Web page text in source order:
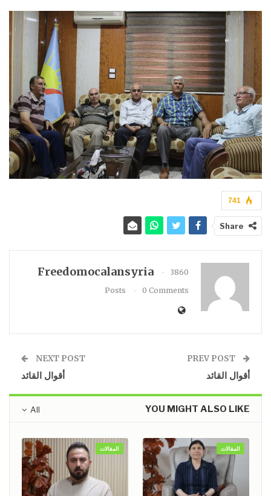
741
Share
Freedomocalansyria
3860
Posts
0 Comments
أقوال القائد
NEXT POST
أقوال القائد
All YOU MIGHT ALSO LIKE
المقالات المقالات